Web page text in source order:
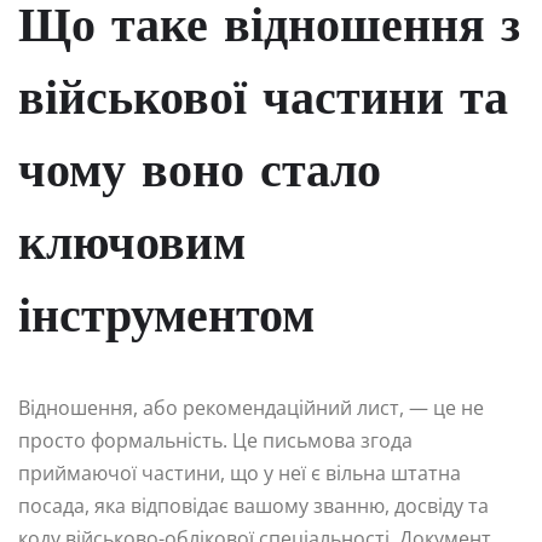
Що таке відношення з
військової частини та
чому воно стало
ключовим
інструментом
Відношення, або рекомендаційний лист, — це не
просто формальність. Це письмова згода
приймаючої частини, що у неї є вільна штатна
посада, яка відповідає вашому званню, досвіду та